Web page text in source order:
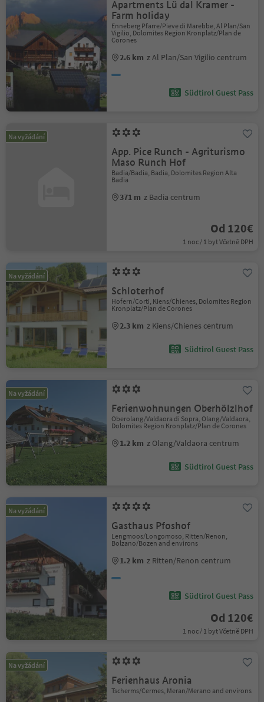
Apartments Lü dal Kramer -
Farm holiday
Enneberg Pfarre/Pieve di Marebbe, Al Plan/San
Vigilio, Dolomites Region Kronplatz/Plan de
Corones
2.6 km z Al Plan/San Vigilio centrum
Südtirol Guest Pass
Na vyžádání
App. Pice Runch - Agriturismo
Maso Runch Hof
Badia/Badia, Badia, Dolomites Region Alta
Badia
371 m z Badia centrum
Od 120€
1 noc / 1 byt Včetně DPH
Na vyžádání
Schloterhof
Hofern/Corti, Kiens/Chienes, Dolomites Region
Kronplatz/Plan de Corones
2.3 km z Kiens/Chienes centrum
Südtirol Guest Pass
Na vyžádání
Ferienwohnungen Oberhölzlhof
Oberolang/Valdaora di Sopra, Olang/Valdaora,
Dolomites Region Kronplatz/Plan de Corones
1.2 km z Olang/Valdaora centrum
Südtirol Guest Pass
Na vyžádání
Gasthaus Pfoshof
Lengmoos/Longomoso, Ritten/Renon,
Bolzano/Bozen and environs
1.2 km z Ritten/Renon centrum
Südtirol Guest Pass
Od 120€
1 noc / 1 byt Včetně DPH
Na vyžádání
Ferienhaus Aronia
Tscherms/Cermes, Meran/Merano and environs